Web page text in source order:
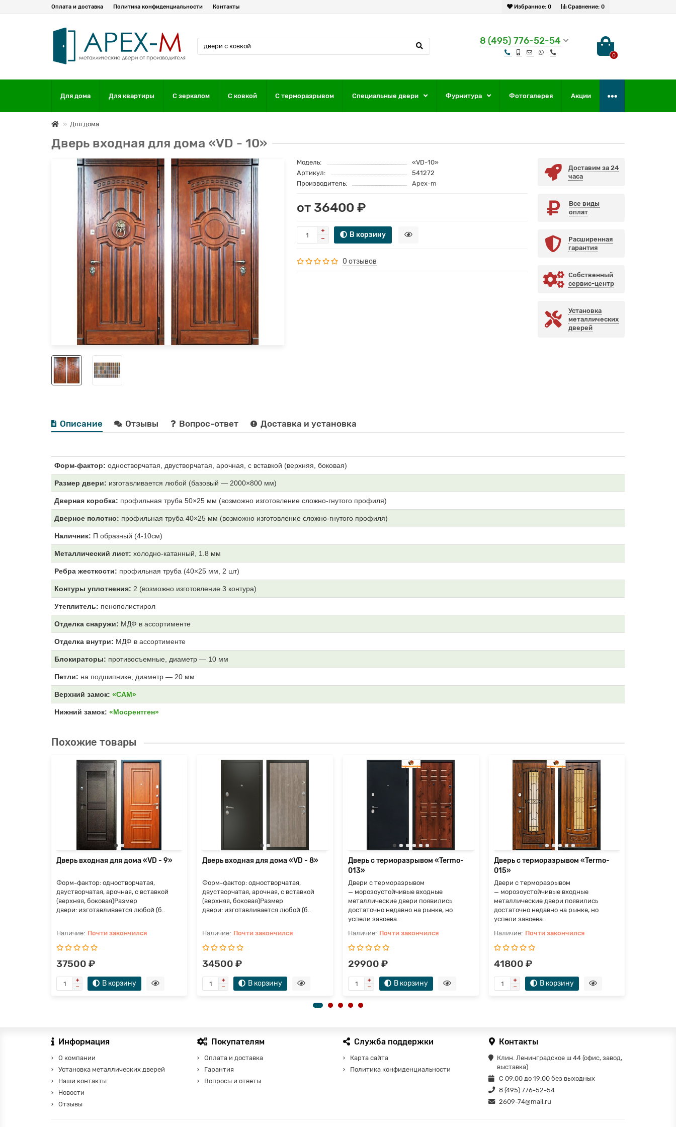
Сравнение: 0
Избранное: 0
Оплата и доставка Политика конфиденциальности Контакты
8 (495) 776-52-54
0
Для дома Для квартиры С зеркалом С ковкой С терморазрывом Специальные двери Фурнитура Фотогалерея Акции
Для дома
Дверь входная для дома «VD - 10­»
Модель:
«VD-10»
Артикул:
541272
Производитель:
Apex-m
от 36400 ₽
В корзину
0 отзывов
Доставим за 24
часа
Все виды
оплат
Расширенная
гарантия
Собственный
сервис-центр
Установка
металлических
дверей
Описание Отзывы Вопрос-ответ Доставка и установка
Форм-фактор: одностворчатая, двустворчатая, арочная, с вставкой (верхняя, боковая)
Размер двери: изготавливается любой (базовый — 2000×800 мм)
Дверная коробка: профильная труба 50×25 мм (возможно изготовление сложно-гнутого профиля)
Дверное полотно: профильная труба 40×25 мм (возможно изготовление сложно-гнутого профиля)
Наличник: П образный (4-10см)
Металлический лист: холодно-катанный, 1.8 мм
Ребра жесткости: профильная труба (40×25 мм, 2 шт)
Контуры уплотнения: 2 (возможно изготовление 3 контура)
Утеплитель: пенополистирол
Отделка снаружи: МДФ в ассортименте
Отделка внутри: МДФ в ассортименте
Блокираторы: противосъемные, диаметр — 10 мм
Петли: на подшипнике, диаметр — 20 мм
Верхний замок: «САМ»
Нижний замок: «Мосрентген»
Похожие товары
Дверь входная для дома «VD - 9»
Форм-фактор: одностворчатая,
двустворчатая, арочная, с вставкой
(верхняя, боковая)Размер
двери: изготавливается любой (б..
Почти закончился
37500 ₽
В корзину
Дверь входная для дома «VD - 8»
Форм-фактор: одностворчатая,
двустворчатая, арочная, с вставкой
(верхняя, боковая)Размер
двери: изготавливается любой (б..
Почти закончился
34500 ₽
В корзину
Дверь с терморазрывом «Termo-
013»
Двери с терморазрывом
— морозоустойчивые входные
металлические двери появились
достаточно недавно на рынке, но
успели завоева..
Почти закончился
29900 ₽
В корзину
Дверь с терморазрывом «Termo-
015»
Двери с терморазрывом
— морозоустойчивые входные
металлические двери появились
достаточно недавно на рынке, но
успели завоева..
Почти закончился
41800 ₽
В корзину
Информация
О компании
Установка металлических дверей
Наши контакты
Новости
Отзывы
Покупателям
Оплата и доставка
Гарантия
Вопросы и ответы
Служба поддержки
Карта сайта
Политика конфиденциальности
Контакты
Клин. Ленинградское ш 44 (офис, завод,
выставка)
С 09:00 до 19:00 без выходных
8 (495) 776-52-54
2609-74@mail.ru